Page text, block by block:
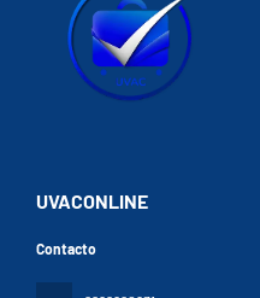
UVACONLINE
Contacto